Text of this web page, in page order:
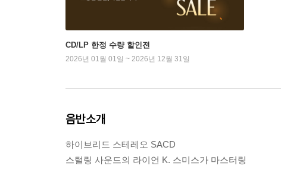
CD/LP 한정 수량 할인전
2026년 01월 01일 ~ 2026년 12월 31일
음반소개
하이브리드 스테레오 SACD
스털링 사운드의 라이언 K. 스미스가 마스터링